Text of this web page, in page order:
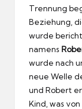
Trennung
Beziehung,
wurde
namens
wurde nach
neue Welle
und Robert
Kind, was